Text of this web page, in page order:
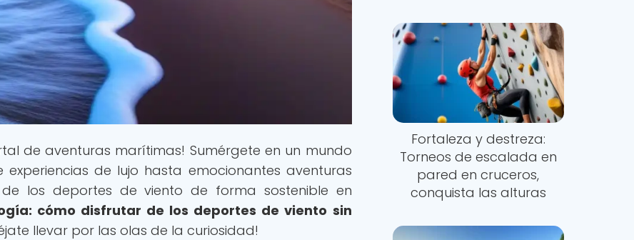
de aventuras marítimas! Sumérgete en un mundo
de lujo hasta emocionantes aventuras
los deportes de viento de forma sostenible en
cómo disfrutar de los deportes de viento sin
llevar por las olas de la curiosidad!
Fortaleza y destreza:
Torneos de escalada en
pared en cruceros,
conquista las alturas